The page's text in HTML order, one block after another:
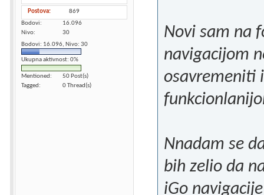
Postova
869
Bodovi
16.096
Nivo
30
Bodovi: 16.096, Nivo: 30
Ukupna aktivnost: 0%
Mentioned
50 Post(s)
Tagged
0 Thread(s)
Novi sam na
navigacijom
osavremeniti
Nnadam se
bih zelio da
iGo